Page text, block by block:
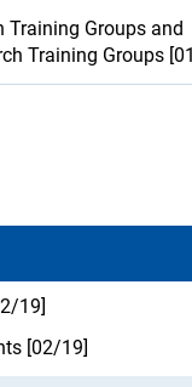
Training Groups and
Training Groups
19]
[02/19]